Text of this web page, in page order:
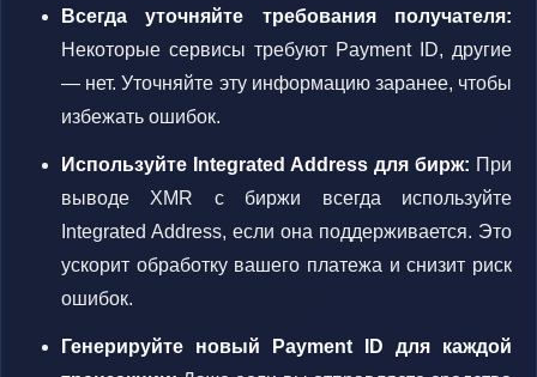
Всегда уточняйте требования получателя:
Некоторые сервисы требуют Payment ID, другие
— нет. Уточняйте эту информацию заранее, чтобы
избежать ошибок.
Используйте Integrated Address для бирж: При
выводе XMR с биржи всегда используйте
Integrated Address, если она поддерживается. Это
ускорит обработку вашего платежа и снизит риск
ошибок.
Генерируйте новый Payment ID для каждой